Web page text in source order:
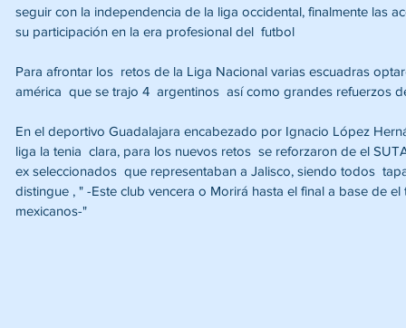
seguir con la independencia de la liga occidental, finalmente las
su participación en la era profesional del  futbol
Para afrontar los  retos de la Liga Nacional varias escuadras
américa  que se trajo 4  argentinos  así como grandes refuerzos
En el deportivo Guadalajara encabezado por Ignacio López
liga la tenia  clara, para los nuevos retos  se reforzaron de el
ex seleccionados  que representaban a Jalisco, siendo todos
distingue , " -Este club vencera o Morirá hasta el final a base de
mexicanos-"